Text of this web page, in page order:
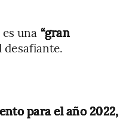
es una “gran
desafiante.
para el año 2022,